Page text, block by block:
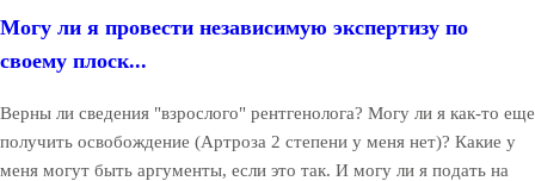
Могу ли я провести независимую экспертизу по
своему плоск...
Верны ли сведения "взрослого" рентгенолога? Могу ли я как-то еще
получить освобождение (Артроза 2 степени у меня нет)? Какие у
меня могут быть аргументы, если это так. И могу ли я подать на